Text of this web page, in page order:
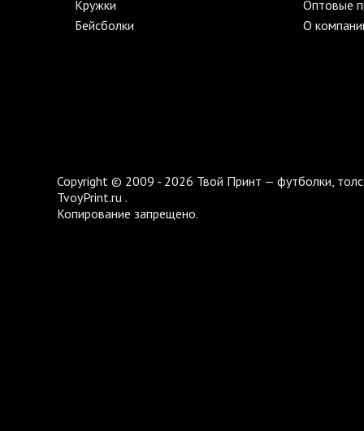
Кружки
Бейсболки
Оптовые
О
Copyright © 2009 - 2026 Твой Принт — футболки,
TvoyPrint.ru .
Копирование запрещено.